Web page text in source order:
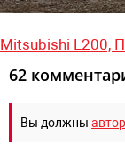
Mitsubishi L200,
62
Вы должны